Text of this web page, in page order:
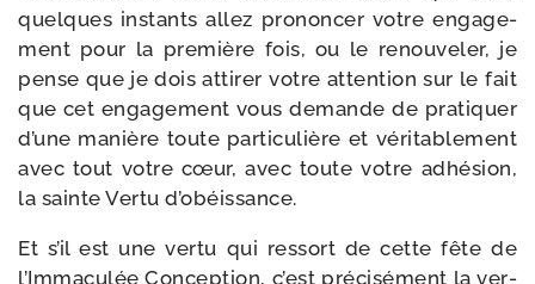
quelques ins­tants allez pro­non­cer votre enga­ge­
ment pour la pre­mière fois, ou le renou­ve­ler, je
pense que je dois atti­rer votre atten­tion sur le fait
que cet enga­ge­ment vous demande de pra­ti­quer
d’une manière toute par­ti­cu­lière et véri­ta­ble­ment
avec tout votre cœur, avec toute votre adhé­sion,
la sainte Vertu d’obéissance.
Et s’il est une ver­tu qui res­sort de cette fête de
l’Immaculée Conception, c’est pré­ci­sé­ment la ver­